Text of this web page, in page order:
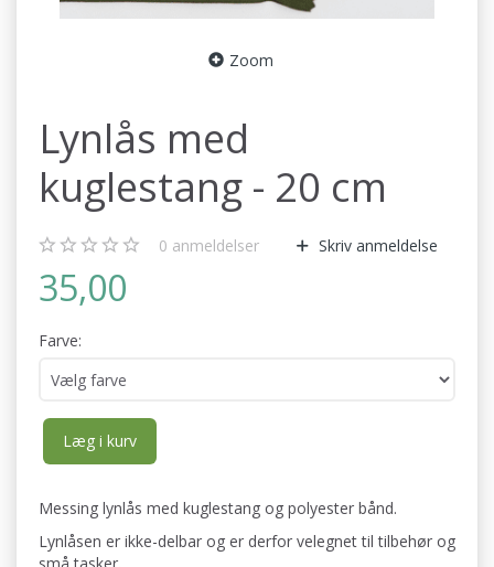
Zoom
Lynlås med
kuglestang - 20 cm
0 anmeldelser Skriv anmeldelse
35,00
Farve:
Læg i kurv
Messing lynlås med kuglestang og polyester bånd.
Lynlåsen er ikke-delbar og er derfor velegnet til tilbehør og